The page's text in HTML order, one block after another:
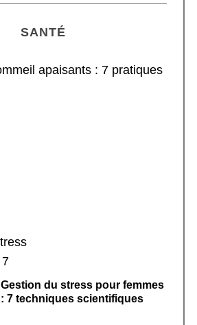
SANTÉ
Gestion du stress pour femmes
: 7 techniques scientifiques